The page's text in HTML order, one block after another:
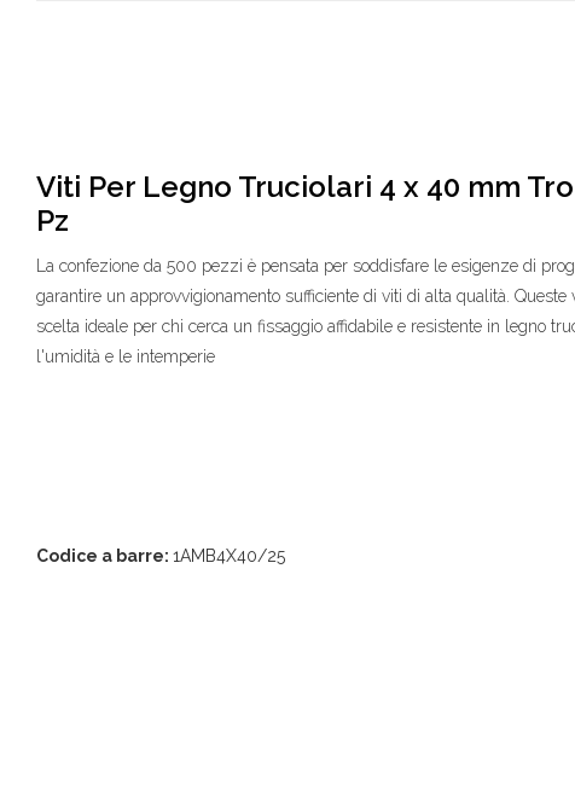
Viti Per Legno Truciolari 4 x 40 mm
Pz
La confezione da 500 pezzi è pensata per soddisfare le esigenze di
garantire un approvvigionamento sufficiente di viti di alta qualità.
scelta ideale per chi cerca un fissaggio affidabile e resistente in legno
l'umidità e le intemperie
Codice a barre: 1AMB4X40/25